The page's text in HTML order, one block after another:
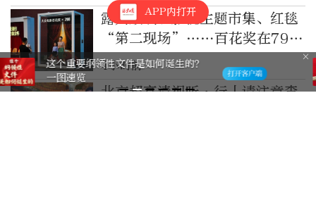
露天放映、影视主题市集、红毯
“第二现场”……百花奖在798
开启城市文化体验新场景
4小时前
北京超高清视听・行丨请注意查
APP内打开
@年轻人，三中全会《决定》里的这